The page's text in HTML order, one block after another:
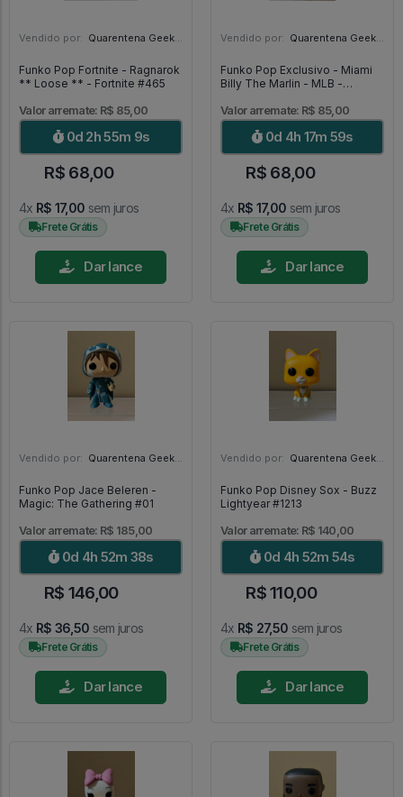
Vendido por: Quarentena Geek Store - SP
Funko Pop Fortnite - Ragnarok
** Loose ** - Fortnite #465
Valor arremate: R$ 85,00
0d 2h 55m 7s
R$ 68,00
4x R$ 17,00 sem juros
Frete Grátis
Dar lance
Vendido por: Quarentena Geek Store - SP
Funko Pop Exclusivo - Miami
Billy The Marlin - MLB -
Valor arremate: R$ 85,00
0d 4h 17m 57s
R$ 68,00
4x R$ 17,00 sem juros
Frete Grátis
Dar lance
Vendido por: Quarentena Geek Store - SP
Funko Pop Jace Beleren -
Magic: The Gathering #01
Valor arremate: R$ 185,00
0d 4h 52m 36s
R$ 146,00
4x R$ 36,50 sem juros
Frete Grátis
Dar lance
Vendido por: Quarentena Geek Store - SP
Funko Pop Disney Sox - Buzz
Lightyear #1213
Valor arremate: R$ 140,00
0d 4h 52m 52s
R$ 110,00
4x R$ 27,50 sem juros
Frete Grátis
Dar lance